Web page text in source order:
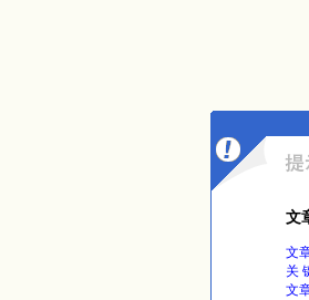
文
文
关
文